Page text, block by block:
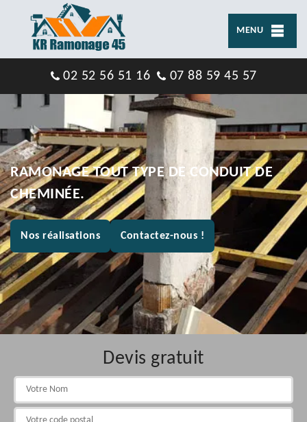
MENU
02 52 56 51 16 07 88 59 45 57
RAMONAGE TOUT TYPE DE CONDUIT DE
CHEMINÉE.
Nos réalisations Contactez-nous !
Devis gratuit